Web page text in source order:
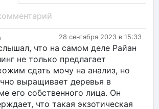
28 сентября 2023 в 15:33
что на самом деле Райан
не только предлагает
сдать мочу на анализ, но
выращивает деревья в
его собственного лица. Он
что такая экзотическая